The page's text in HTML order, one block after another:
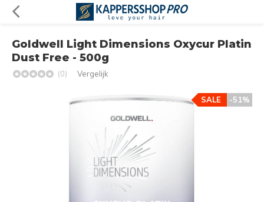
Goldwell Light Dimensions Oxycur Platin
Dust Free - 500g
(0) Vergelijk
-51%
SALE